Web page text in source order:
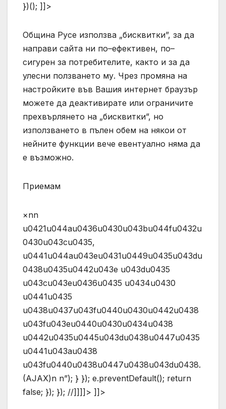
})(); ]]>
Община Русе използва „бисквитки”, за да
направи сайта ни по–ефективен, по–
сигурен за потребителите, както и за да
улесни ползването му. Чрез промяна на
настройките във Вашия интернет браузър
можете да деактивирате или ограничите
прехвърлянето на „бисквитки”, но
използването в пълен обем на някои от
нейните функции вече евентуално няма да
е възможно.
Приемам
×nn
u0421u044au0436u0430u043bu044fu0432u
0430u043cu0435,
u0441u044au043eu0431u0449u0435u043du
0438u0435u0442u043e u043du0435
u043cu043eu0436u0435 u0434u0430
u0441u0435
u0438u0437u043fu0440u0430u0442u0438
u043fu043eu0440u0430u0434u0438
u0442u0435u0445u043du0438u0447u0435
u0441u043au0438
u043fu0440u0438u0447u0438u043du0438.
(AJAX)n n”); } }); e.preventDefault(); return
false; }); }); //]]]]> ]]>